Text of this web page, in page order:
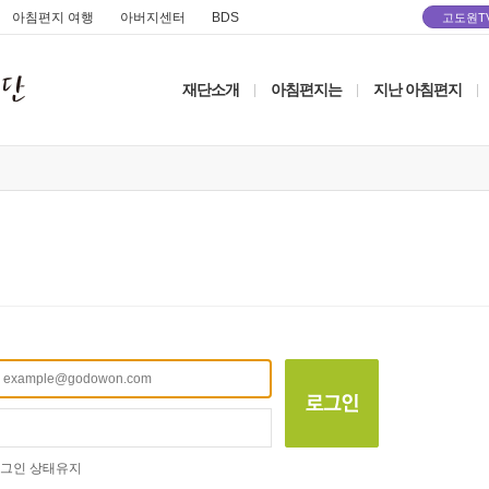
아침편지 여행 아버지센터 BDS 고도원
재단소개 아침편지는 지난 아침편지
인 상태유지